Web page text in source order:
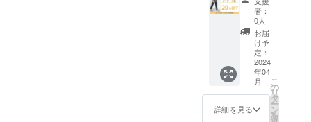
換・返
品は
承って
おりま
せん。
承りま
す。 ※
返品・
交換は
商品到
着後14
日間以
内・室
内での
利用の
税込、
送料込
の価格
です。
※デザイ
ン・仕
様は変
更にな
性もご
によ
り、お
届け時
期に遅
れが発
生する
可能性
がござ
す。 ※
クリッ
プをご
利用の
場合
は、リ
ボン1点
500円の
リター
ンを合
わせて
20%OF
F ・お
届け予
定：3月
下旬 ・
オプ
ション
にてサ
イズを
ご選択
ンプス
オーク1
足 パン
プス
【販売
予定価
12800
円→早
割価格
10240
者：
0人
お届
け予
定：
2024
年04
月
詳細を見る
こ
の
リ
タ
ー
ン
を